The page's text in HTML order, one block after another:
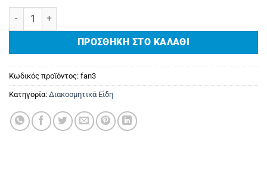
Διακοσμητικό Φανάρι Mini Κρεμαστό Μεταλλικό Off-White
ΠΡΟΣΘΉΚΗ ΣΤΟ ΚΑΛΆΘΙ
Κωδικός προϊόντος: fan3
Κατηγορία: Διακοσμητικά Είδη